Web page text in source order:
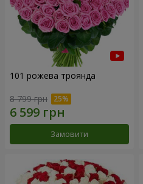
101 рожева троянда
8 799 грн
Замовити